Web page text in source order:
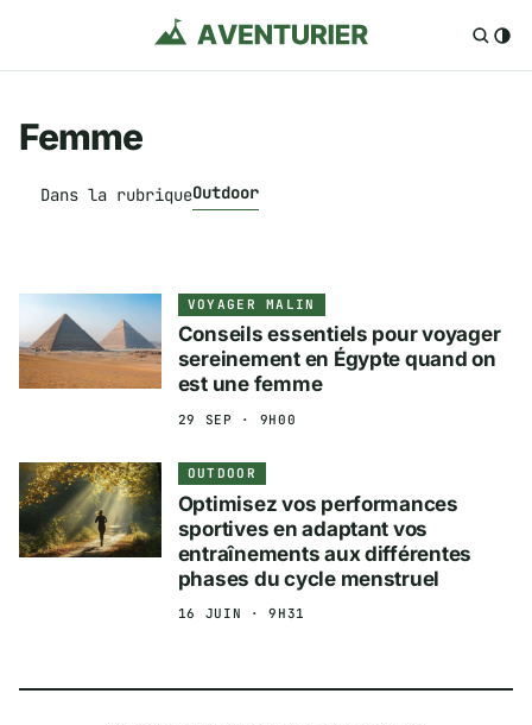
Femme
Dans la rubriqueOutdoor
VOYAGER MALIN
Conseils essentiels pour voyager
sereinement en Égypte quand on
est une femme
29 SEP · 9H00
OUTDOOR
Optimisez vos performances
sportives en adaptant vos
entraînements aux différentes
phases du cycle menstruel
16 JUIN · 9H31